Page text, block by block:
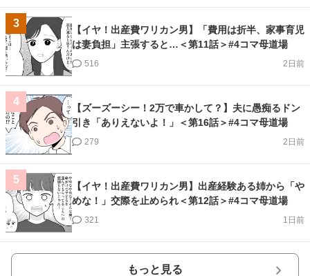
3
【イヤ！出産費ワリカン男】「費用は折半、家事育児
は妻負担」主張すると…＜第11話＞#4コマ母道場
2日前
516
4
【ズーズーシー！2万で車かして？】夫に愚痴るドン
引き「ありえないよ！」＜第16話＞#4コマ母道場
2日前
279
5
【イヤ！出産費ワリカン男】出産経験ある姉から「や
めな！」交際を止められ＜第12話＞#4コマ母道場
1日前
321
もっと見る